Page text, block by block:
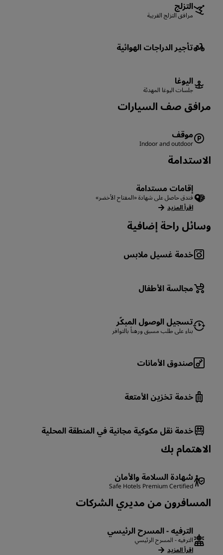
التزلج
مرافق التزلج القريبة
تأجير الدراجات الهوائية
اليوغا
جلسات اليوغا المهدئة
‏‫مرافق صف السيارات
موقف
Indoor and outdoor
الاستدامة
إقامات مستدامة
فندق حاصل على شهادة «المفتاح الأخضر»
اقرأ المزيد
وسائل راحة إضافية
خدمة غسيل ملابس
مجالسة الأطفال
تسجيل الوصول المبكّر
بناء على طلب مسبق ورهناً بالتوافر
صندوق الأمانات
خدمة تخزين الأمتعة
خدمة نقل مكوكية مجانية في المنطقة المحلية
الاهتمام بك
شهادة السلامة والأمان
Safe Hotels Premium Certified
المسافرون من مديري الشركات
الترفيه - المسرح الرئيسي
الترفيه - المسرح الرئيسي
اقرأ المزيد